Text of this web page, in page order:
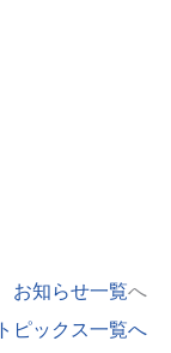
お知らせ一覧へ
トピックス一覧へ